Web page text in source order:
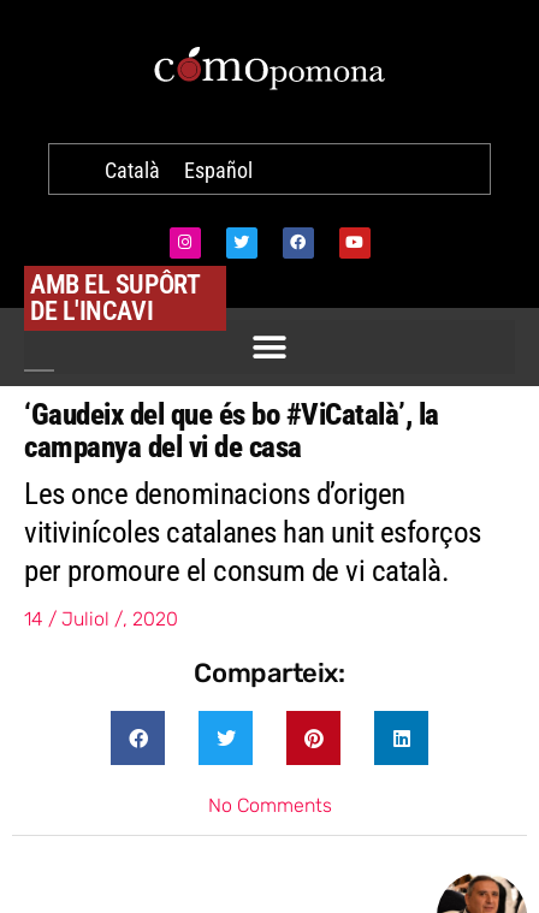
Català Español
AMB EL SUPÔRT
DE L'INCAVI
‘Gaudeix del que és bo #ViCatalà’, la
campanya del vi de casa
Les once denominacions d’origen
vitivinícoles catalanes han unit esforços
per promoure el consum de vi català.
14 / Juliol /, 2020
Comparteix:
No Comments